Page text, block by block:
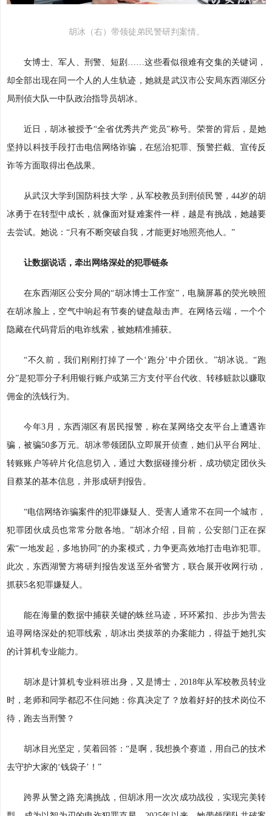
胡冰（右）带领徒弟民警研判案情。
女博士、军人、刑警、短剧……这些看似很难有交集的关键词，
却全部出现在同一个人的人生轨迹，她就是武汉市公安局东西湖区分
局刑侦大队一中队政治指导员胡冰。
近日，胡冰被授予“全省优秀共产党员”称号。荣誉的背后，是她
坚持以科技手段打击电信网络诈骗，在惩治犯罪、预警拦截、宣传反
诈等方面取得出色战果。
从武汉大学到国防科技大学，从军校教员到刑侦民警，44岁的胡
冰勇于在转型中成长，就像面对疑难案件一样，越是有挑战，她越要
去尝试。她说：“只有不断突破自我，才能更好地照亮他人。”
让数据说话，牵出网络深处的犯罪链条
在东西湖区公安分局的“胡冰博士工作室”，电脑屏幕的荧光映照
在胡冰脸上，空气中响起有节奏的键盘敲击声。在网络云端，一个个
隐藏在代码背后的电诈线索，被她精准捕获。
“不久前，我们刚刚打掉了一个‘跑分’中介团伙。”胡冰说。“跑
分”是犯罪分子利用银行账户或第三方支付平台代收、转移赃款以赚取
佣金的洗钱行为。
今年3月，东西湖区有居民报警，称在某网络交友平台上遭遇诈
骗，被骗50多万元。胡冰带领团队立即展开侦查，她们从平台网址、
转账账户等碎片化信息切入，通过大数据碰撞分析，成功锁定团伙头
目蔡某的基本信息，并形成研判报告。
“电信网络诈骗案件的犯罪嫌疑人、受害人通常不在同一个城市，
犯罪团伙成员也常常分散各地。”胡冰介绍，目前，公安部门正在探
索“一地发起，多地协同”的办案模式，力争更高效地打击电诈犯罪。
此次，东西湖警方将研判报告发送至外省警方，联合展开收网行动，
抓获5名犯罪嫌疑人。
能在海量的数据中捕获关键的蛛丝马迹，环环紧扣、步步为营去
追寻网络深处的犯罪线索，胡冰出类拔萃的办案能力，得益于她扎实
的计算机专业能力。
胡冰是计算机专业科班出身，又是博士，2018年从军校教员转业
时，老师和同学都忍不住问她：你真决定了？放着好好的技术岗位不
待，跑去当刑警？
胡冰目光坚定，笑着回答：“是啊，我想换个赛道，用自己的技术
去守护大家的‘钱袋子’！”
跨界从警之路充满挑战，但胡冰用一次次成功战役，实现完美转